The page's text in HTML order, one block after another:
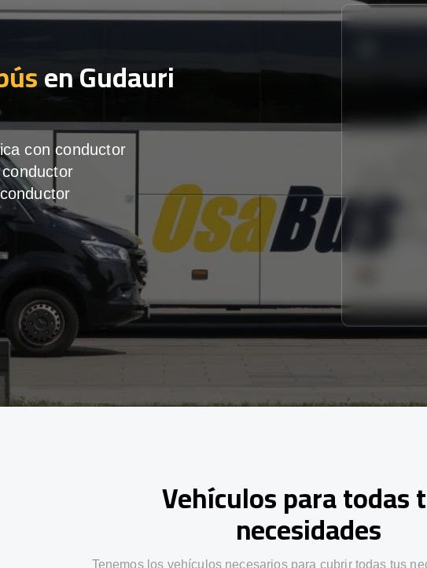
en Gudauri
con conductor
Vehículos para todas
necesidades
Tenemos los vehículos necesarios para cubrir todas tus